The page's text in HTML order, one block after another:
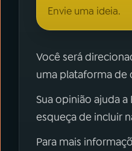
Envie uma ideia.
Você será
uma plataforma de
Sua opinião ajuda
esqueça de incluir
Para mais